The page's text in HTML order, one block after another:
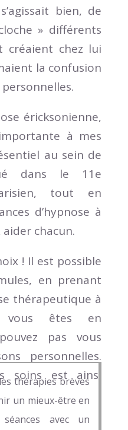
bien, de
» différents
chez lui
la confusion
éricksonienne,
à mes
au sein de
dans le 11e
tout en
d’hypnose à
chacun.
! Il est possible
en prenant
thérapeutique à
vous êtes en
pas vous
personnelles.
soins est ainsi
thérapies brèves
un mieux-être en
séances avec un